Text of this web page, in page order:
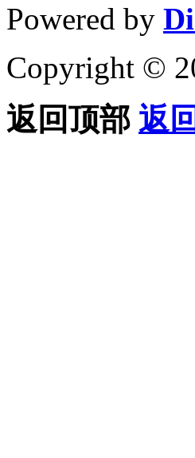
Powered by
Copyright ©
返回顶部 返